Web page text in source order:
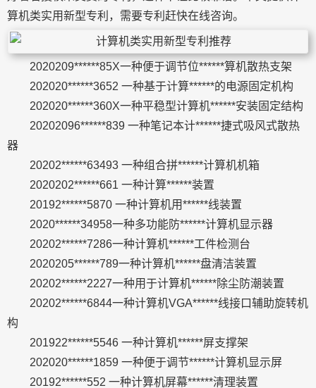
算机类实用新型专利，需要专利赶快在线咨询。
2020209******85X一种便于调节位******算机散热支架
202020******3652 一种基于计算******的电源固定机构
202020******360X一种平稳型计算机******安装固定结构
20202096******839 一种笔记本计******捷式吸风式散热
器
20202******63493 一种组合拼******计算机机箱
2020202******661 一种计算******装置
20192******5870 一种计算机用******线装置
2020******34958一种多功能防******计算机显示器
20202******7286一种计算机******工件检测台
2020205******789一种计算机******盘清洁装置
20202******2227一种用于计算机******除尘防潮装置
20202******6844一种计算机VGA******线接口辅助旋转机
构
201922******5546 一种计算机******屏支撑架
202020******1859 一种便于调节******计算机显示屏
20192******552 一种计算机屏幕******清理装置